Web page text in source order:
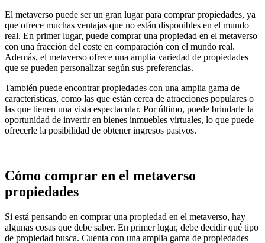
El metaverso puede ser un gran lugar para comprar propiedades, ya
que ofrece muchas ventajas que no están disponibles en el mundo
real. En primer lugar, puede comprar una propiedad en el metaverso
con una fracción del coste en comparación con el mundo real.
Además, el metaverso ofrece una amplia variedad de propiedades
que se pueden personalizar según sus preferencias.
También puede encontrar propiedades con una amplia gama de
características, como las que están cerca de atracciones populares o
las que tienen una vista espectacular. Por último, puede brindarle la
oportunidad de invertir en bienes inmuebles virtuales, lo que puede
ofrecerle la posibilidad de obtener ingresos pasivos.
Cómo comprar en el metaverso
propiedades
Si está pensando en comprar una propiedad en el metaverso, hay
algunas cosas que debe saber. En primer lugar, debe decidir qué tipo
de propiedad busca. Cuenta con una amplia gama de propiedades